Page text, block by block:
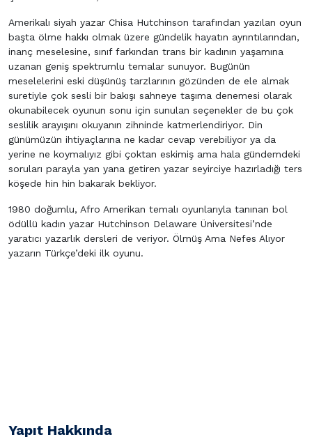
Amerikalı siyah yazar Chisa Hutchinson tarafından yazılan oyun
başta ölme hakkı olmak üzere gündelik hayatın ayrıntılarından,
inanç meselesine, sınıf farkından trans bir kadının yaşamına
uzanan geniş spektrumlu temalar sunuyor. Bugünün
meselelerini eski düşünüş tarzlarının gözünden de ele almak
suretiyle çok sesli bir bakışı sahneye taşıma denemesi olarak
okunabilecek oyunun sonu için sunulan seçenekler de bu çok
seslilik arayışını okuyanın zihninde katmerlendiriyor. Din
günümüzün ihtiyaçlarına ne kadar cevap verebiliyor ya da
yerine ne koymalıyız gibi çoktan eskimiş ama hala gündemdeki
soruları parayla yan yana getiren yazar seyirciye hazırladığı ters
köşede hin hin bakarak bekliyor.
1980 doğumlu, Afro Amerikan temalı oyunlarıyla tanınan bol
ödüllü kadın yazar Hutchinson Delaware Üniversitesi’nde
yaratıcı yazarlık dersleri de veriyor. Ölmüş Ama Nefes Alıyor
yazarın Türkçe’deki ilk oyunu.
Yapıt Hakkında